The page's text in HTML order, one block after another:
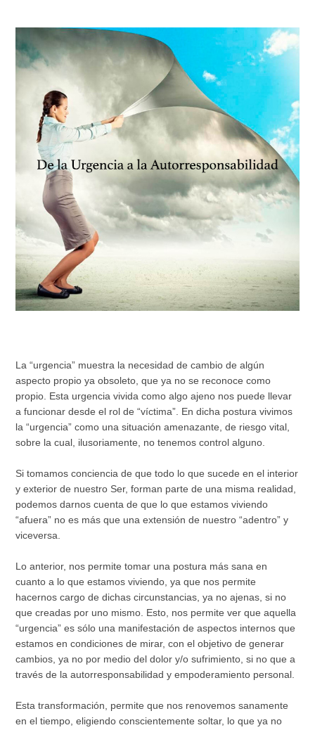
La “urgencia” muestra la necesidad de cambio de algún
aspecto propio ya obsoleto, que ya no se reconoce como
propio. Esta urgencia vivida como algo ajeno nos puede llevar
a funcionar desde el rol de “víctima”. En dicha postura vivimos
la “urgencia” como una situación amenazante, de riesgo vital,
sobre la cual, ilusoriamente, no tenemos control alguno.
Si tomamos conciencia de que todo lo que sucede en el interior
y exterior de nuestro Ser, forman parte de una misma realidad,
podemos darnos cuenta de que lo que estamos viviendo
“afuera” no es más que una extensión de nuestro “adentro” y
viceversa.
Lo anterior, nos permite tomar una postura más sana en
cuanto a lo que estamos viviendo, ya que nos permite
hacernos cargo de dichas circunstancias, ya no ajenas, si no
que creadas por uno mismo. Esto, nos permite ver que aquella
“urgencia” es sólo una manifestación de aspectos internos que
estamos en condiciones de mirar, con el objetivo de generar
cambios, ya no por medio del dolor y/o sufrimiento, si no que a
través de la autorresponsabilidad y empoderamiento personal.
Esta transformación, permite que nos renovemos sanamente
en el tiempo, eligiendo conscientemente soltar, lo que ya no